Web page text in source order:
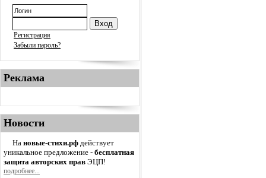
Регистрация
Забыли пароль?
Реклама
Новости
На новые-стихи.рф действует
уникальное предложение - бесплатная
защита авторских прав ЭЦП!
подробнее...